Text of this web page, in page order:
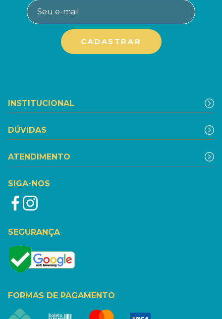
INSTITUCIONAL
DÚVIDAS
ATENDIMENTO
SIGA-NOS
SEGURANÇA
FORMAS DE PAGAMENTO